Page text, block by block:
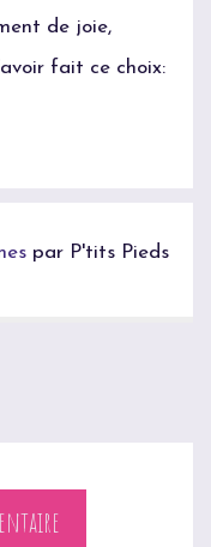
de joie,
fait ce choix:
par P'tits Pieds